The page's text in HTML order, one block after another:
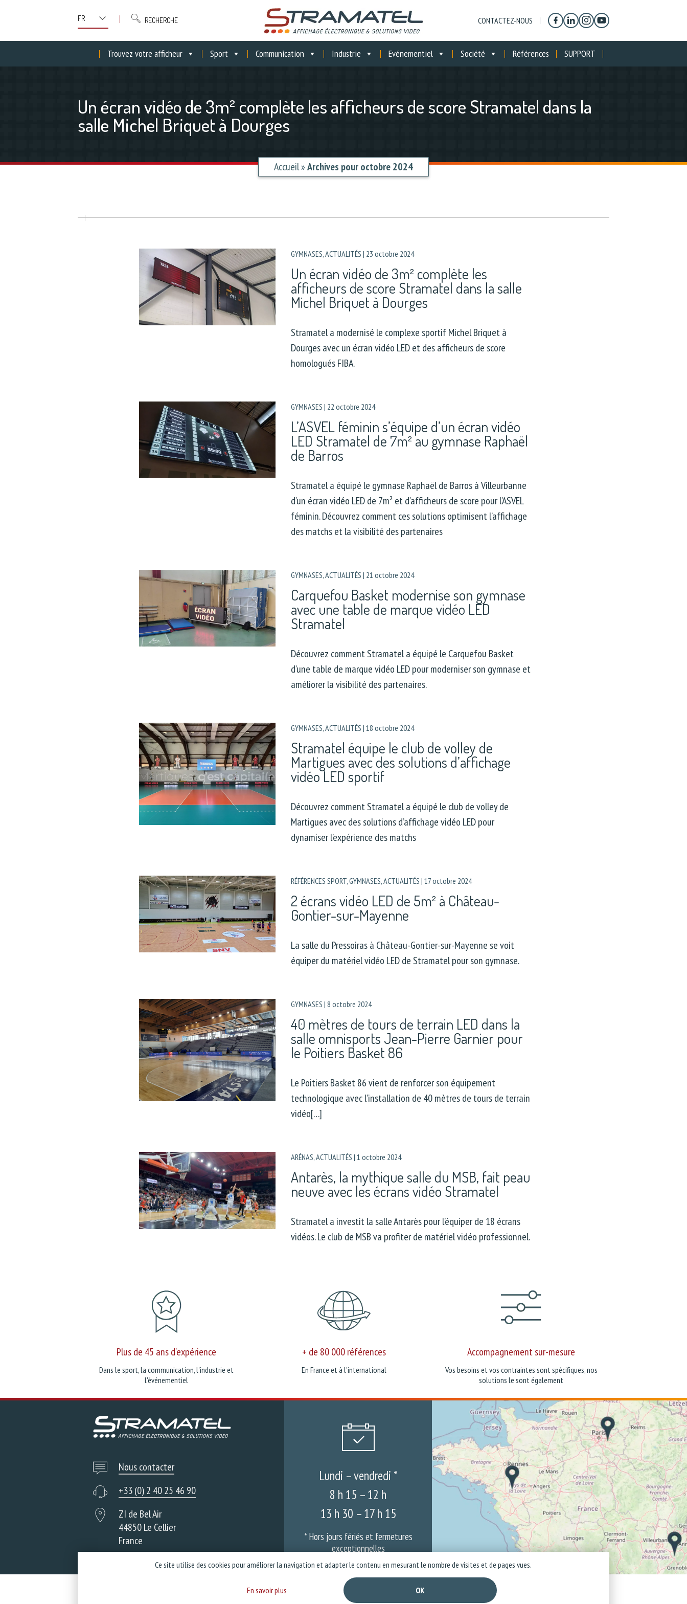
RECHERCHE CONTACTEZ-NOUS
Trouvez votre afficheur Sport Communication Industrie Evénementiel Société Références SUPPORT
Un écran vidéo de 3m² complète les afficheurs de score Stramatel dans la
salle Michel Briquet à Dourges
Accueil»Archives pour octobre 2024
GYMNASES,ACTUALITÉS | 23 octobre 2024
Un écran vidéo de 3m² complète les
afficheurs de score Stramatel dans la salle
Michel Briquet à Dourges
Stramatel a modernisé le complexe sportif Michel Briquet à
Dourges avec un écran vidéo LED et des afficheurs de score
homologués FIBA.
GYMNASES | 22 octobre 2024
L’ASVEL féminin s’équipe d’un écran vidéo
LED Stramatel de 7m² au gymnase Raphaël
de Barros
Stramatel a équipé le gymnase Raphaël de Barros à Villeurbanne
d’un écran vidéo LED de 7m² et d’afficheurs de score pour l’ASVEL
féminin. Découvrez comment ces solutions optimisent l’affichage
des matchs et la visibilité des partenaires
GYMNASES,ACTUALITÉS | 21 octobre 2024
Carquefou Basket modernise son gymnase
avec une table de marque vidéo LED
Stramatel
Découvrez comment Stramatel a équipé le Carquefou Basket
d’une table de marque vidéo LED pour moderniser son gymnase et
améliorer la visibilité des partenaires.
GYMNASES,ACTUALITÉS | 18 octobre 2024
Stramatel équipe le club de volley de
Martigues avec des solutions d’affichage
vidéo LED sportif
Découvrez comment Stramatel a équipé le club de volley de
Martigues avec des solutions d’affichage vidéo LED pour
dynamiser l’expérience des matchs
RÉFÉRENCES SPORT,GYMNASES,ACTUALITÉS | 17 octobre 2024
2 écrans vidéo LED de 5m² à Château-
Gontier-sur-Mayenne
La salle du Pressoiras à Château-Gontier-sur-Mayenne se voit
équiper du matériel vidéo LED de Stramatel pour son gymnase.
GYMNASES | 8 octobre 2024
40 mètres de tours de terrain LED dans la
salle omnisports Jean-Pierre Garnier pour
le Poitiers Basket 86
Le Poitiers Basket 86 vient de renforcer son équipement
technologique avec l’installation de 40 mètres de tours de terrain
vidéo[…]
ARÉNAS,ACTUALITÉS | 1 octobre 2024
Antarès, la mythique salle du MSB, fait peau
neuve avec les écrans vidéo Stramatel
Stramatel a investit la salle Antarès pour l’équiper de 18 écrans
vidéos. Le club de MSB va profiter de matériel vidéo professionnel.
Plus de 45 ans d'expérience
Dans le sport, la communication, l'industrie et
l'événementiel
+ de 80 000 références
En France et à l'international
Accompagnement sur-mesure
Vos besoins et vos contraintes sont spécifiques, nos
solutions le sont également
Nous contacter
+33 (0) 2 40 25 46 90
ZI de Bel Air
44850 Le Cellier
France
Lundi – vendredi *
8 h 15 – 12 h
13 h 30 – 17 h 15
* Hors jours fériés et fermetures
exceptionnelles
Nos actualités
Politique de confidentialité
Ce site utilise des cookies pour améliorer la navigation et adapter le contenu en mesurant le nombre de visites et de pages vues.
En savoir plus OK